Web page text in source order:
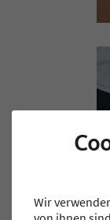
Wir